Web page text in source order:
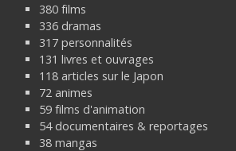
380 films
336 dramas
317 personnalités
131 livres et ouvrages
118 articles sur le Japon
72 animes
59 films d'animation
54 documentaires & reportages
38 mangas